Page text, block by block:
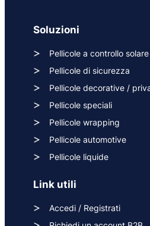
Soluzioni
Pellicole a controllo solare
Pellicole di sicurezza
Pellicole decorative /
Pellicole speciali
Pellicole wrapping
Pellicole automotive
Pellicole liquide
Link utili
Accedi / Registrati